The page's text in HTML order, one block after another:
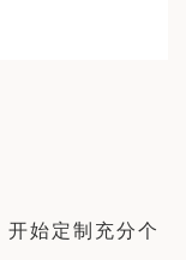
开始定制充分个